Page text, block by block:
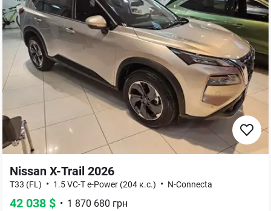
Nissan X-Trail 2026
T33 (FL) • 1.5 VC-T e-Power (204 к.с.) • N-Connecta
42 038 $ • 1 870 680 грн